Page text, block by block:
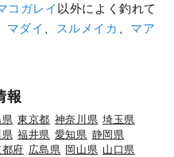
コガレイ 以外によく釣れて
マダイ スルメイカ
マア
報
県 東京都 神奈川県 埼玉県
県 福井県 愛知県 静岡県
都府 広島県 岡山県 山口県